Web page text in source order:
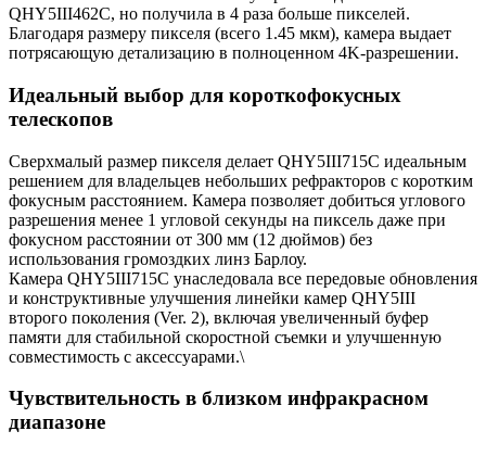
QHY5III462C, но получила в 4 раза больше пикселей.
Благодаря размеру пикселя (всего 1.45 мкм), камера выдает
потрясающую детализацию в полноценном 4K-разрешении.
Идеальный выбор для короткофокусных
телескопов
Сверхмалый размер пикселя делает QHY5III715C идеальным
решением для владельцев небольших рефракторов с коротким
фокусным расстоянием. Камера позволяет добиться углового
разрешения менее 1 угловой секунды на пиксель даже при
фокусном расстоянии от 300 мм (12 дюймов) без
использования громоздких линз Барлоу.
Камера QHY5III715C унаследовала все передовые обновления
и конструктивные улучшения линейки камер QHY5III
второго поколения (Ver. 2), включая увеличенный буфер
памяти для стабильной скоростной съемки и улучшенную
совместимость с аксессуарами.\
Чувствительность в близком инфракрасном
диапазоне